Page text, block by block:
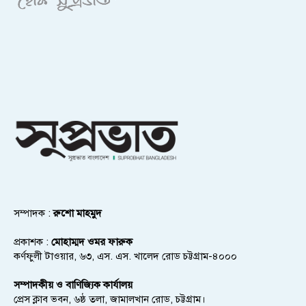
সম্পাদক :রুশো মাহমুদ
প্রকাশক : মোহাম্মদ ওমর ফারুক
কর্ণফুলী টাওয়ার, ৬৩, এস. এস. খালেদ রোড চট্টগ্রাম-৪০০০
সম্পাদকীয় ও বাণিজ্যিক কার্যালয়
প্রেস ক্লাব ভবন, ৬ষ্ঠ তলা, জামালখান রোড, চট্টগ্রাম।